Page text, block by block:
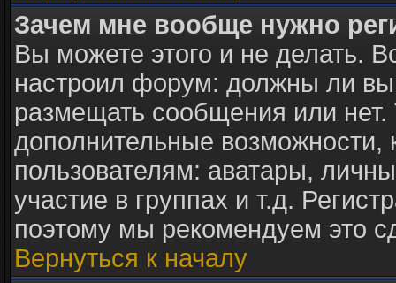
Зачем мне вообще нужно
Вы можете этого и не делать.
настроил форум: должны ли вы
размещать сообщения или
дополнительные
пользователям: аватары,
участие в группах и т.д.
поэтому мы рекомендуем это
Вернуться к началу